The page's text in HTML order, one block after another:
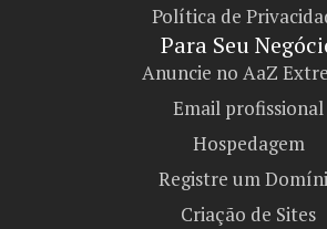
Política de
Para Seu
Anuncie no AaZ
Email profissional
Hospedagem
Registre um
Criação de Sites